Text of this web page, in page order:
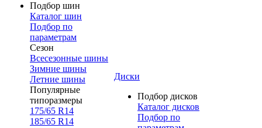
Подбор шин
Каталог шин
Подбор по
параметрам
Сезон
Всесезонные шины
Зимние шины
Летние шины
Популярные
типоразмеры
175/65 R14
185/65 R14
Диски
Подбор дисков
Каталог дисков
Подбор по